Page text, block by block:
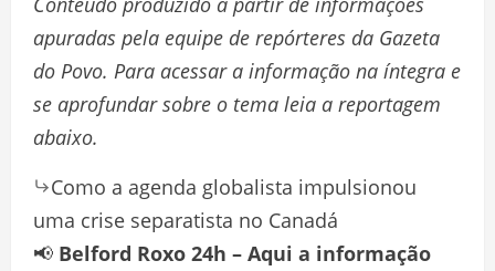
apuradas pela equipe de repórteres da Gazeta
do Povo. Para acessar a informação na íntegra e
se aprofundar sobre o tema leia a reportagem
abaixo.
Como a agenda globalista impulsionou
uma crise separatista no Canadá
📢 Belford Roxo 24h – Aqui a informação